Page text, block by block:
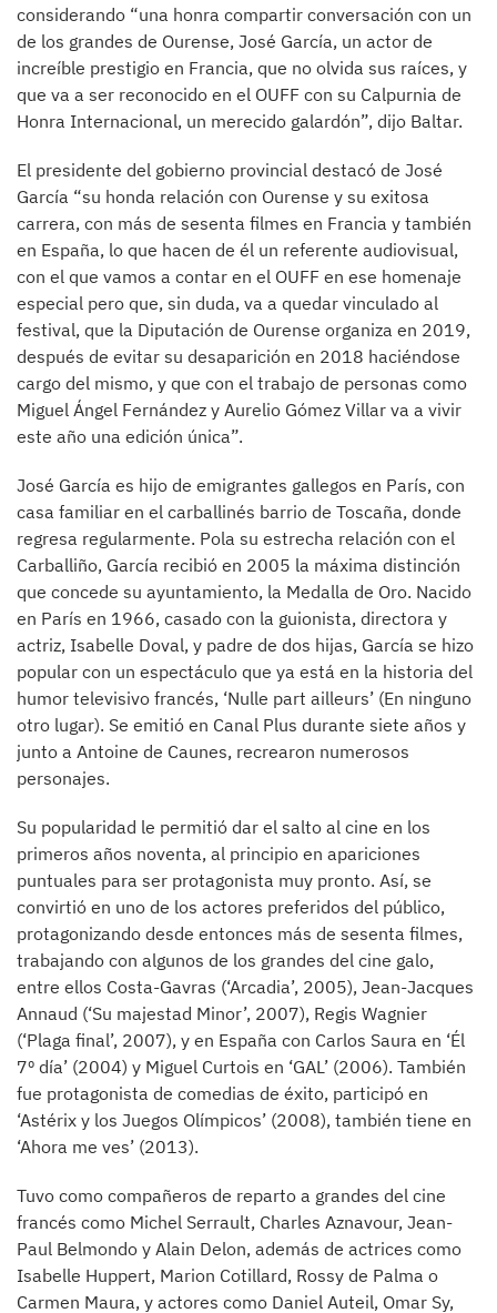
considerando “una honra compartir conversación con un
de los grandes de Ourense, José García, un actor de
increíble prestigio en Francia, que no olvida sus raíces, y
que va a ser reconocido en el OUFF con su Calpurnia de
Honra Internacional, un merecido galardón”, dijo Baltar.
El presidente del gobierno provincial destacó de José
García “su honda relación con Ourense y su exitosa
carrera, con más de sesenta filmes en Francia y también
en España, lo que hacen de él un referente audiovisual,
con el que vamos a contar en el OUFF en ese homenaje
especial pero que, sin duda, va a quedar vinculado al
festival, que la Diputación de Ourense organiza en 2019,
después de evitar su desaparición en 2018 haciéndose
cargo del mismo, y que con el trabajo de personas como
Miguel Ángel Fernández y Aurelio Gómez Villar va a vivir
este año una edición única”.
José García es hijo de emigrantes gallegos en París, con
casa familiar en el carballinés barrio de Toscaña, donde
regresa regularmente. Pola su estrecha relación con el
Carballiño, García recibió en 2005 la máxima distinción
que concede su ayuntamiento, la Medalla de Oro. Nacido
en París en 1966, casado con la guionista, directora y
actriz, Isabelle Doval, y padre de dos hijas, García se hizo
popular con un espectáculo que ya está en la historia del
humor televisivo francés, ‘Nulle part ailleurs’ (En ninguno
otro lugar). Se emitió en Canal Plus durante siete años y
junto a Antoine de Caunes, recrearon numerosos
personajes.
Su popularidad le permitió dar el salto al cine en los
primeros años noventa, al principio en apariciones
puntuales para ser protagonista muy pronto. Así, se
convirtió en uno de los actores preferidos del público,
protagonizando desde entonces más de sesenta filmes,
trabajando con algunos de los grandes del cine galo,
entre ellos Costa-Gavras (‘Arcadia’, 2005), Jean-Jacques
Annaud (‘Su majestad Minor’, 2007), Regis Wagnier
(‘Plaga final’, 2007), y en España con Carlos Saura en ‘Él
7º día’ (2004) y Miguel Curtois en ‘GAL’ (2006). También
fue protagonista de comedias de éxito, participó en
‘Astérix y los Juegos Olímpicos’ (2008), también tiene en
‘Ahora me ves’ (2013).
Tuvo como compañeros de reparto a grandes del cine
francés como Michel Serrault, Charles Aznavour, Jean-
Paul Belmondo y Alain Delon, además de actrices como
Isabelle Huppert, Marion Cotillard, Rossy de Palma o
Carmen Maura, y actores como Daniel Auteil, Omar Sy,